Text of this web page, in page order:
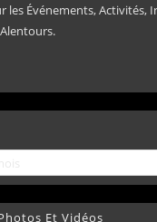
les Événements, Activités,
Et Vidéos